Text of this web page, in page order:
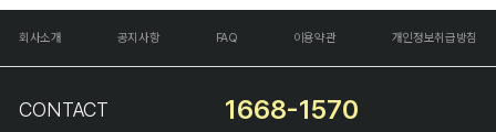
회사소개 공지사항 FAQ 이용약관 개인정보취급방침
CONTACT 1668-1570